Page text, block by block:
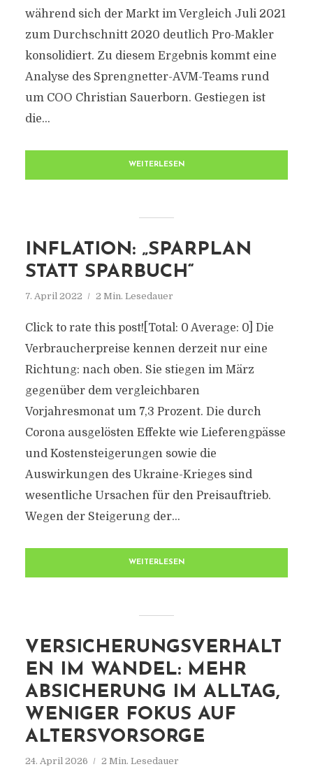
während sich der Markt im Vergleich Juli 2021
zum Durchschnitt 2020 deutlich Pro-Makler
konsolidiert. Zu diesem Ergebnis kommt eine
Analyse des Sprengnetter-AVM-Teams rund
um COO Christian Sauerborn. Gestiegen ist
die...
WEITERLESEN
INFLATION: „SPARPLAN
STATT SPARBUCH“
7. April 2022 2 Min. Lesedauer
Click to rate this post![Total: 0 Average: 0] Die
Verbraucherpreise kennen derzeit nur eine
Richtung: nach oben. Sie stiegen im März
gegenüber dem vergleichbaren
Vorjahresmonat um 7,3 Prozent. Die durch
Corona ausgelösten Effekte wie Lieferengpässe
und Kostensteigerungen sowie die
Auswirkungen des Ukraine-Krieges sind
wesentliche Ursachen für den Preisauftrieb.
Wegen der Steigerung der...
WEITERLESEN
VERSICHERUNGSVERHALT
EN IM WANDEL: MEHR
ABSICHERUNG IM ALLTAG,
WENIGER FOKUS AUF
ALTERSVORSORGE
24. April 2026 2 Min. Lesedauer